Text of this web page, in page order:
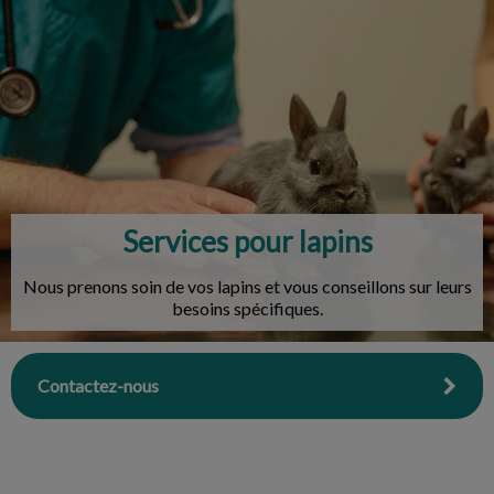
IvcPractices.HeaderNav.Search.Label
Services pour lapins
Nous prenons soin de vos lapins et vous conseillons sur leurs
besoins spécifiques.
Contactez-nous